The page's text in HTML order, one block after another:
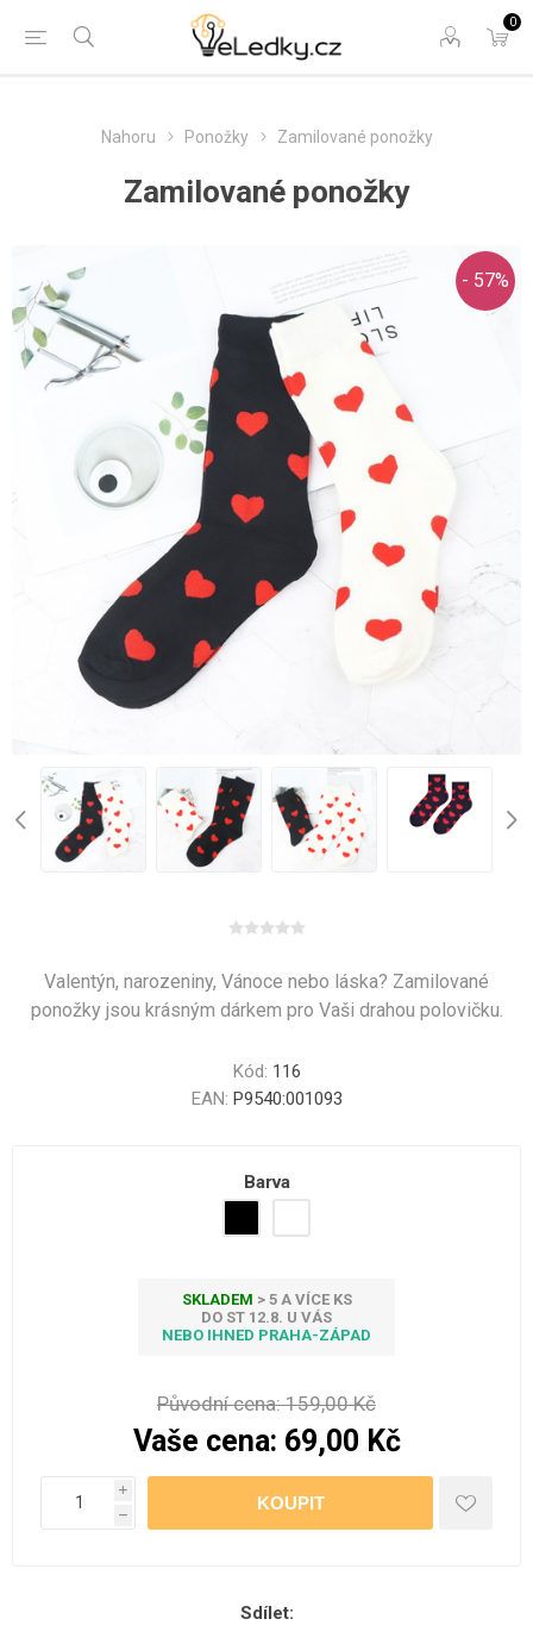
0
Nahoru Ponožky Zamilované ponožky
Zamilované ponožky
- 57%
Valentýn, narozeniny, Vánoce nebo láska? Zamilované
ponožky jsou krásným dárkem pro Vaši drahou polovičku.
Kód: 116
EAN: P9540:001093
Barva
SKLADEM > 5 A VÍCE KS
DO ST 12.8. U VÁS
NEBO IHNED PRAHA-ZÁPAD
Původní cena: 159,00 Kč
Vaše cena: 69,00 Kč
i
h
Sdílet: